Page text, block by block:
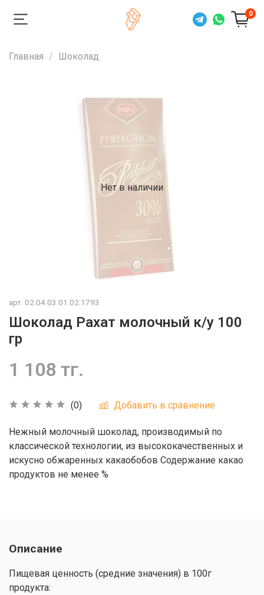
0
Главная Шоколад
Нет в наличии
арт. 02.04.03.01.02.1793
Шоколад Рахат молочный к/у 100
гр
(0) Добавить в сравнение
1 108 тг.
Нежный молочный шоколад, производимый по
классической технологии, из высококачественных и
искусно обжаренных какаобобов Содержание какао
продуктов не менее %
Описание
Пищевая ценность (средние значения) в 100г
продукта: